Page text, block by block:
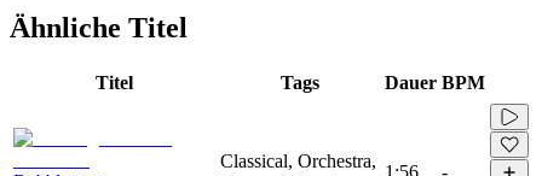
Ähnliche Titel
Titel Tags Dauer BPM
Classical, Orchestra,
1:56 -